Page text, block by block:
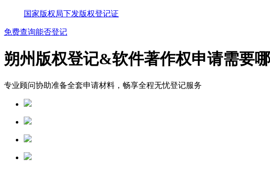
国家版权局下发版权登记证
免费查询能否登记
朔州版权登记&软件著作权申请需要
专业顾问协助准备全套申请材料，畅享全程无忧登记服务